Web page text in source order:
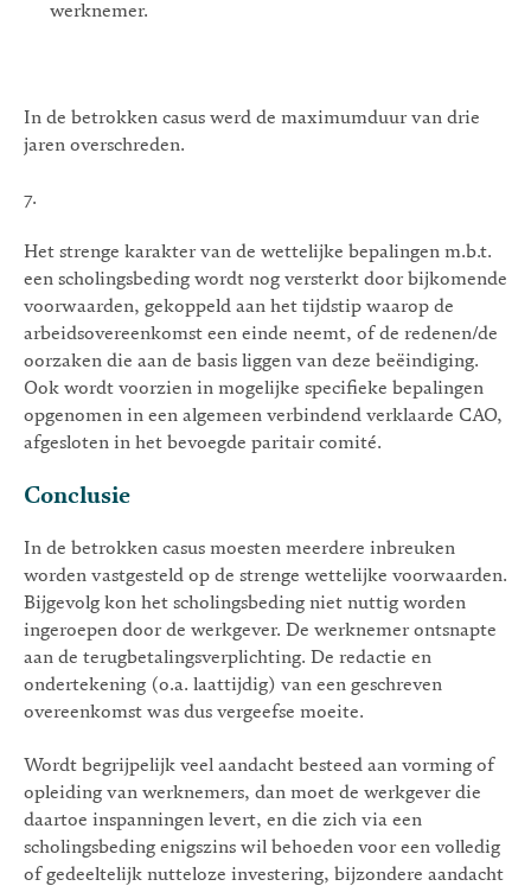
werknemer.
In de betrokken casus werd de maximumduur van drie
jaren overschreden.
7.
Het strenge karakter van de wettelijke bepalingen m.b.t.
een scholingsbeding wordt nog versterkt door bijkomende
voorwaarden, gekoppeld aan het tijdstip waarop de
arbeidsovereenkomst een einde neemt, of de redenen/de
oorzaken die aan de basis liggen van deze beëindiging.
Ook wordt voorzien in mogelijke specifieke bepalingen
opgenomen in een algemeen verbindend verklaarde CAO,
afgesloten in het bevoegde paritair comité.
Conclusie
In de betrokken casus moesten meerdere inbreuken
worden vastgesteld op de strenge wettelijke voorwaarden.
Bijgevolg kon het scholingsbeding niet nuttig worden
ingeroepen door de werkgever. De werknemer ontsnapte
aan de terugbetalingsverplichting. De redactie en
ondertekening (o.a. laattijdig) van een geschreven
overeenkomst was dus vergeefse moeite.
Wordt begrijpelijk veel aandacht besteed aan vorming of
opleiding van werknemers, dan moet de werkgever die
daartoe inspanningen levert, en die zich via een
scholingsbeding enigszins wil behoeden voor een volledig
of gedeeltelijk nutteloze investering, bijzondere aandacht